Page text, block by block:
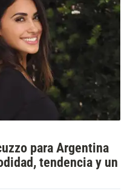
para Argentina
tendencia y un